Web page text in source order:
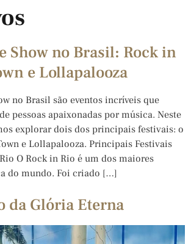
Show no Brasil: Rock in
e Lollapalooza
no Brasil são eventos incríveis que
pessoas apaixonadas por música. Neste
explorar dois dos principais festivais: o
e Lollapalooza. Principais Festivais
O Rock in Rio é um dos maiores
do mundo. Foi criado […]
da Glória Eterna